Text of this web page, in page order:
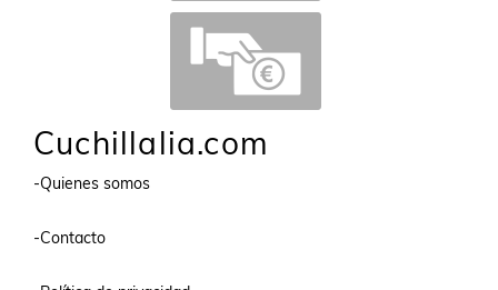
Cuchillalia.com
-Quienes somos
-Contacto